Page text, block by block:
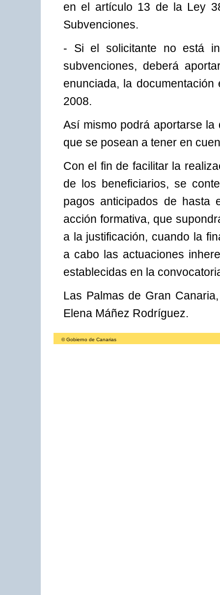
en el artículo 13 de la Ley
Subvenciones.
- Si el solicitante no está
subvenciones, deberá
enunciada, la
2008.
Así mismo podrá aportarse
que se posean a tener en
Con el fin de facilitar la
de los beneficiarios, se
pagos anticipados de hasta
acción formativa, que
a la justificación, cuando la
a cabo las actuaciones
establecidas en la
Las Palmas de Gran
Elena Máñez Rodríguez.
© Gobierno de Canarias